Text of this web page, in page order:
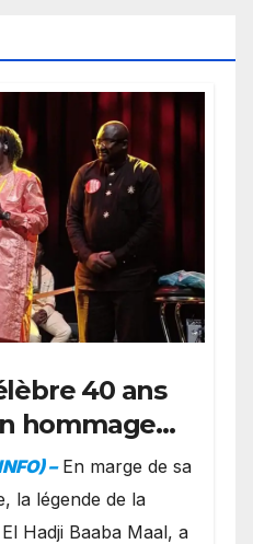
40 ans
hommage
Oslo en
famille
– ​En marge de sa
la légende de la
Hadji Baaba Maal, a